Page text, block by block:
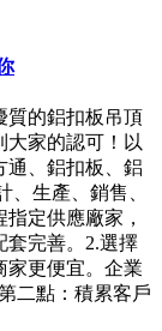
質的鋁扣板吊頂
大家的認可！以
通、鋁扣板、鋁
生產、銷售、
定供應廠家，
套完善。2.選擇
家更便宜。企業
二點：積累客戶